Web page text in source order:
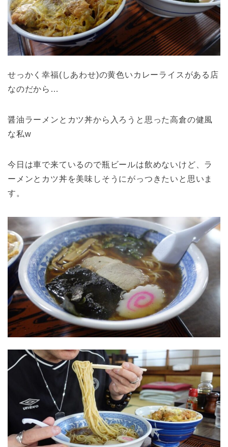
せっかく幸福(しあわせ)の黄色いカレーライスがある店
なのだから…
醤油ラーメンとカツ丼から入ろうと思った高倉の健風
な私w
今日は車で来ているので瓶ビールは飲めないけど、ラ
ーメンとカツ丼を美味しそうにがっつきたいと思いま
す。